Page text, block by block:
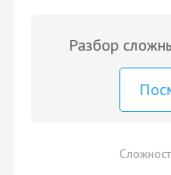
Разбор